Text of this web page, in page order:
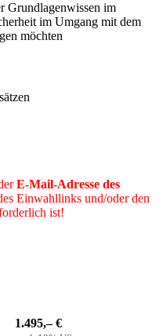
Grundlagenwissen im
im Umgang mit dem
möchten
E-Mail-Adresse des
Einwahllinks und/oder den
ist!
1.495,– €